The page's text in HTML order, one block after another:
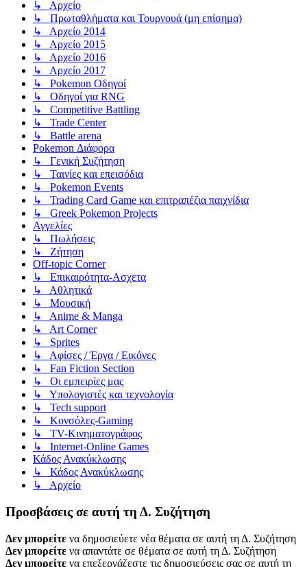
↳ Αρχείο
↳ Πρωταθλήματα και Τουρνουά (μη επίσημα)
↳ Αρχείο 2014
↳ Αρχείο 2015
↳ Αρχείο 2016
↳ Αρχείο 2017
↳ Pokemon Οδηγοί
↳ Οδηγοί για RNG
↳ Competitive Battling
↳ Trade Center
↳ Battle arena
Pokemon Διάφορα
↳ Γενική Συζήτηση
↳ Ταινίες και επεισόδια
↳ Pokemon Events
↳ Trading Card Game και επιτραπέζια παιχνίδια
↳ Greek Pokemon Projects
Αγγελίες
↳ Πωλήσεις
↳ Ζήτηση
Off-topic Corner
↳ Επικαιρότητα-Ασχετα
↳ Αθλητικά
↳ Μουσική
↳ Anime & Manga
↳ Art Corner
↳ Sprites
↳ Αφίσες / Έργα / Εικόνες
↳ Fan Fiction Section
↳ Οι εμπειρίες μας
↳ Υπολογιστές και τεχνολογία
↳ Tech support
↳ Kονσόλες-Gaming
↳ TV-Κινηματογράφος
↳ Internet-Online Games
Κάδος Ανακύκλωσης
↳ Κάδος Ανακύκλωσης
↳ Αρχείο
Προσβάσεις σε αυτή τη Δ. Συζήτηση
Δεν μπορείτε να δημοσιεύετε νέα θέματα σε αυτή τη Δ. Συζήτηση
Δεν μπορείτε να απαντάτε σε θέματα σε αυτή τη Δ. Συζήτηση
Δεν μπορείτε να επεξεργάζεστε τις δημοσιεύσεις σας σε αυτή τη